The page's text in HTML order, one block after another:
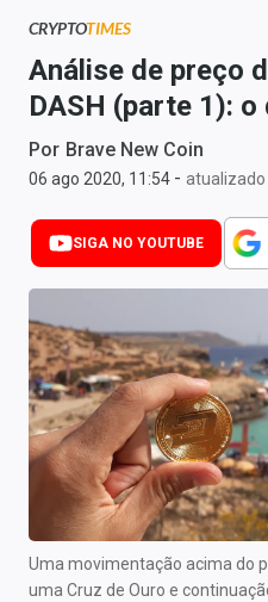
Newsletters
Money Trader
Anuncie
Últimas Notícias
Newsletters
Cotações
Comprar ou vender?
Carteiras Recomendadas
Central de Dividendos
Central de Fundos Imobiliários
Central dos IPOs
CRYPTOTIMES
Análise de preço
DASH (parte 1): o
Por Brave New Coin
06 ago 2020, 11:54 - atualizado
SIGA NO YOUTUBE
Uma movimentação acima do
uma Cruz de Ouro e